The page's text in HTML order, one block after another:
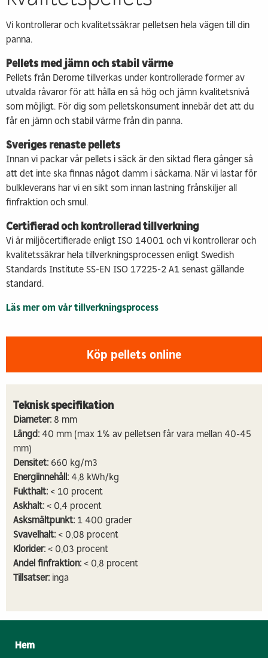
Vi kontrollerar och kvalitetssäkrar pelletsen hela vägen till din
panna.
Pellets med jämn och stabil värme
Pellets från Derome tillverkas under kontrollerade former av
utvalda råvaror för att hålla en så hög och jämn kvalitetsnivå
som möjligt. För dig som pelletskonsument innebär det att du
får en jämn och stabil värme från din panna.
Sveriges renaste pellets
Innan vi packar vår pellets i säck är den siktad flera gånger så
att det inte ska finnas något damm i säckarna. När vi lastar för
bulkleverans har vi en sikt som innan lastning frånskiljer all
finfraktion och smul.
Certifierad och kontrollerad tillverkning
Vi är miljöcertifierade enligt ISO 14001 och vi kontrollerar och
kvalitetssäkrar hela tillverkningsprocessen enligt Swedish
Standards Institute SS-EN ISO 17225-2 A1 senast gällande
standard.
Läs mer om vår tillverkningsprocess
Köp pellets online
Teknisk specifikation
Diameter: 8 mm
Längd: 40 mm (max 1% av pelletsen får vara mellan 40-45
mm)
Densitet: 660 kg/m3
Energiinnehåll: 4,8 kWh/kg
Fukthalt: < 10 procent
Askhalt: < 0,4 procent
Asksmältpunkt: 1 400 grader
Svavelhalt: < 0,08 procent
Klorider: < 0,03 procent
Andel finfraktion: < 0,8 procent
Tillsatser: inga
Hem